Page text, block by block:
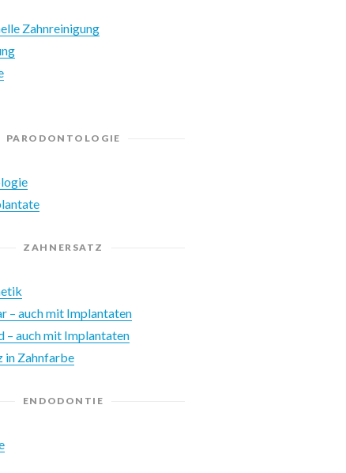
Zahnreinigung
PARODONTOLOGIE
ZAHNERSATZ
– auch mit Implantaten
– auch mit Implantaten
in Zahnfarbe
ENDODONTIE